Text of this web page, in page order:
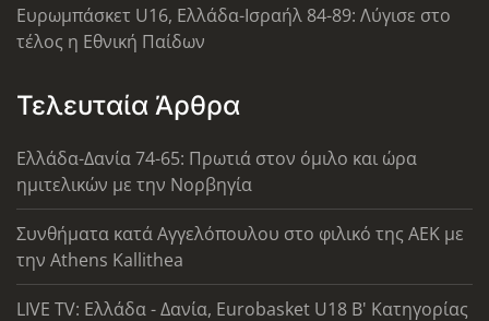
Ευρωμπάσκετ U16, Ελλάδα-Ισραήλ 84-89: Λύγισε στο
τέλος η Εθνική Παίδων
Τελευταία Άρθρα
Ελλάδα-Δανία 74-65: Πρωτιά στον όμιλο και ώρα
ημιτελικών με την Νορβηγία
Συνθήματα κατά Αγγελόπουλου στο φιλικό της ΑΕΚ με
την Athens Kallithea
LIVE TV: Ελλάδα - Δανία, Eurobasket U18 Β' Κατηγορίας